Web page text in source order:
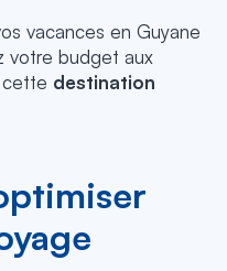
vacances en Guyane
votre budget aux
destination